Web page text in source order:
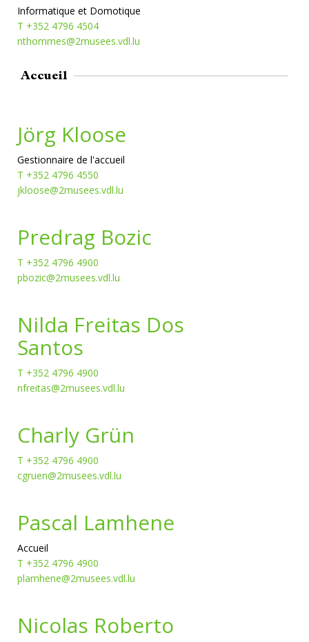
Informatique et Domotique
T +352 4796 4504
nthommes@2musees.vdl.lu
Accueil
Jörg Kloose
Gestionnaire de l'accueil
T +352 4796 4550
jkloose@2musees.vdl.lu
Predrag Bozic
T +352 4796 4900
pbozic@2musees.vdl.lu
Nilda Freitas Dos
Santos
T +352 4796 4900
nfreitas@2musees.vdl.lu
Charly Grün
T +352 4796 4900
cgruen@2musees.vdl.lu
Pascal Lamhene
Accueil
T +352 4796 4900
plamhene@2musees.vdl.lu
Nicolas Roberto